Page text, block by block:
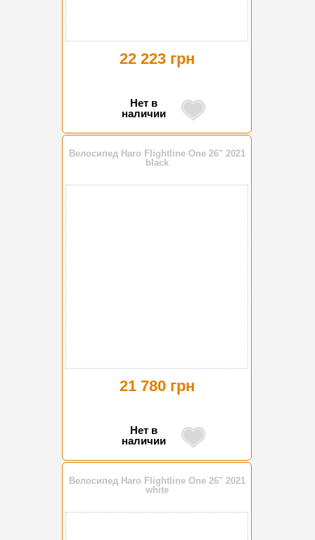
22 223 грн
Нет в
наличии
Велосипед Haro Flightline One 26" 2021
black
21 780 грн
Нет в
наличии
Велосипед Haro Flightline One 26" 2021
white